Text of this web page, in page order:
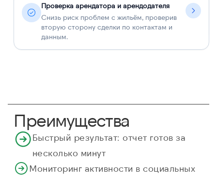
Проверка арендатора и арендодателя
Снизь риск проблем с жильём, проверив
вторую сторону сделки по контактам и
данным.
Преимущества
Быстрый результат: отчет готов за
несколько минут
Мониторинг активности в социальных